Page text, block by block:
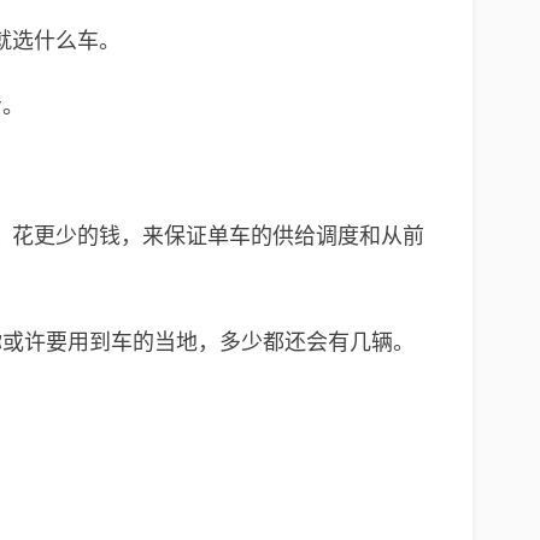
什么车。
更少的钱，来保证单车的供给调度和从前
许要用到车的当地，多少都还会有几辆。